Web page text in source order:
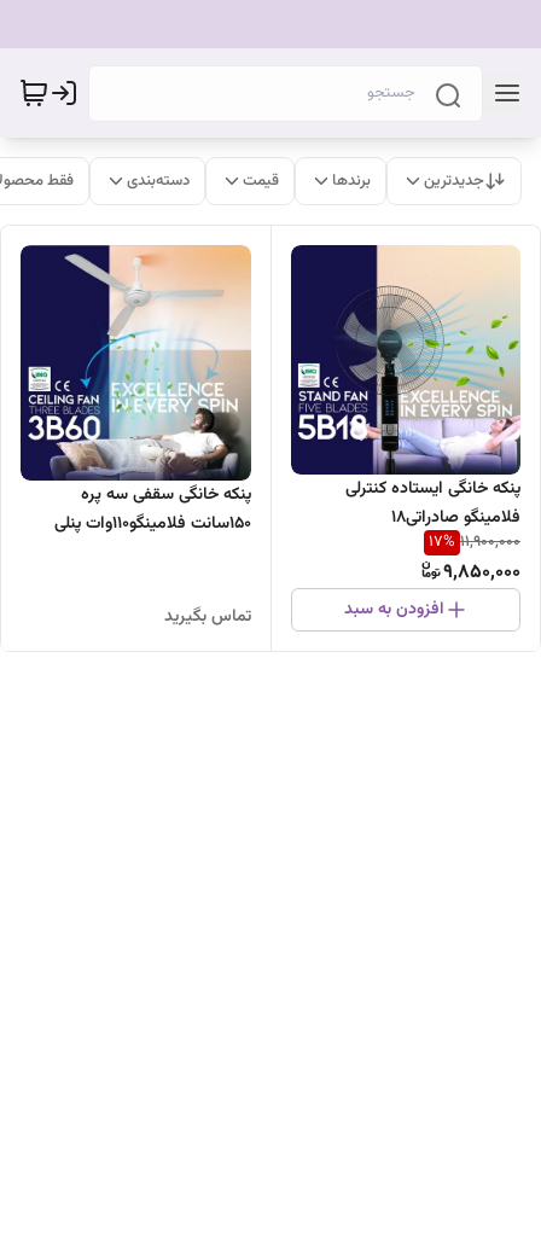
جدیدترین برندها قیمت دسته‌بندی فقط
پنکه خانگی ایستاده کنترلی
فلامینگو صادراتی۱۸
تعویض۲سال،باموتورپرقدرت نیمه
11,900,000
17%
9,850,000
افزودن به سبد
پنکه خانگی سقفی سه پره
150سانت فلامینگو۱۱۰وات پنلی
تماس بگیرید